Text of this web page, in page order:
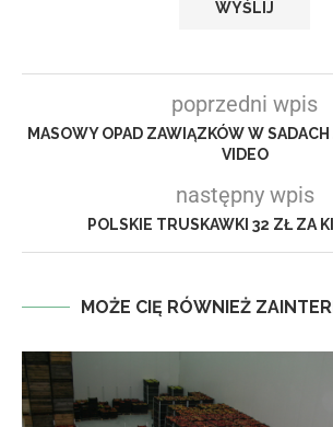
poprzedni wpis
MASOWY OPAD ZAWIĄZKÓW W
VIDEO
następny wpis
POLSKIE TRUSKAWKI 32 ZŁ ZA
MOŻE CIĘ RÓWNIEŻ